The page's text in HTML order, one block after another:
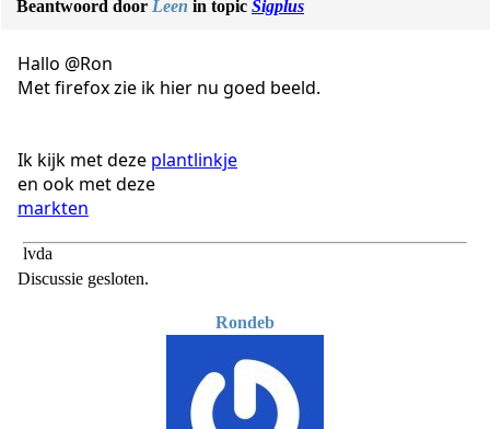
Beantwoord door Leen in topic Sigplus
Hallo @Ron
Met firefox zie ik hier nu goed beeld.
Ik kijk met deze plantlinkje
en ook met deze
markten
lvda
Discussie gesloten.
Rondeb